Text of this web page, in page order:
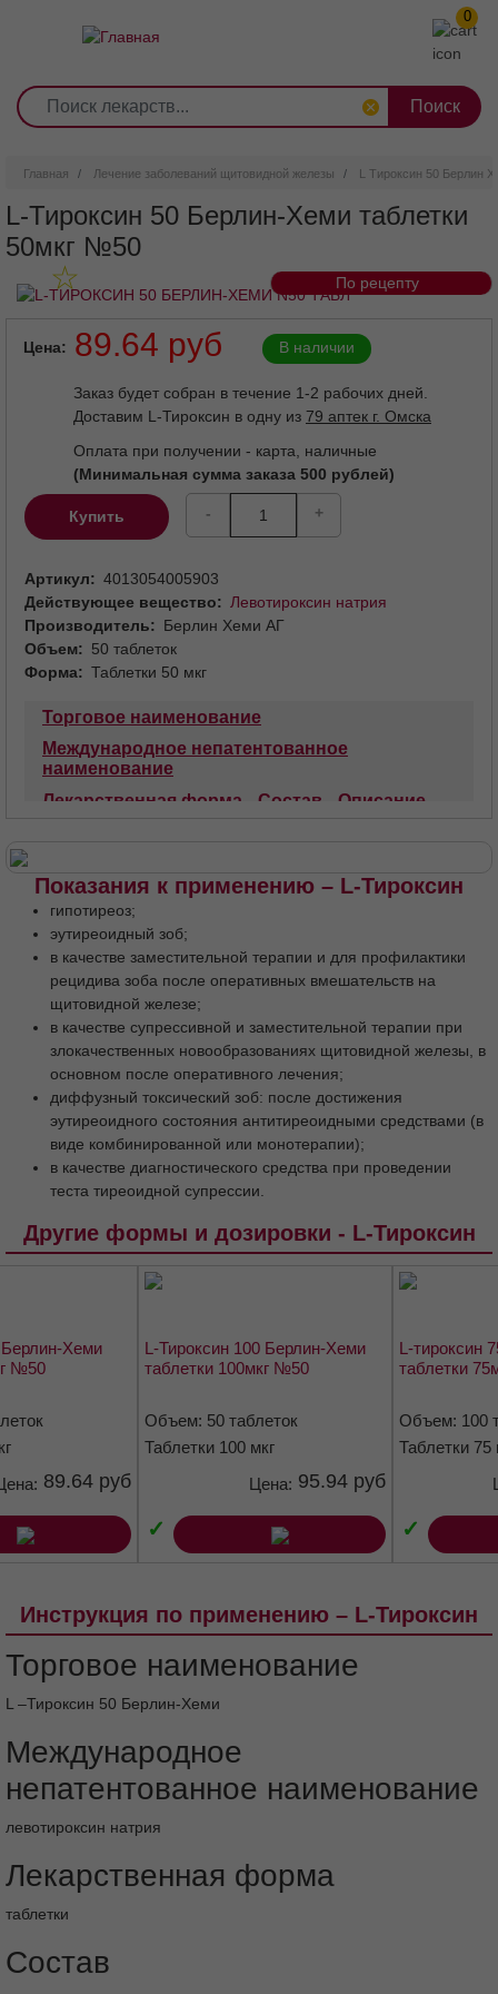
0
Главная Лечение заболеваний щитовидной железы L Тироксин 50 Берлин
L-Тироксин 50 Берлин-Хеми таблетки
50мкг №50
По рецепту
Цена 89.64 руб В наличии
Заказ будет собран в течение 1-2 рабочих дней.
Доставим L-Тироксин в одну из 79 аптек г. Омска
Оплата при получении - карта, наличные
(Минимальная сумма заказа 500 рублей)
Купить - +
Артикул
4013054005903
Действующее вещество
Левотироксин натрия
Производитель
Берлин Хеми АГ
Объем
50 таблеток
Форма
Таблетки 50 мкг
Торговое наименование
Международное непатентованное
наименование
Лекарственная форма
Состав
Описание
Показания к применению
Противопоказания
Применение при беременности и в период
грудного вскармливания
Способ применения и дозы
Побочное действие
Передозировка
Взаимодействие с другими
лекарственными средствами
Особые указания
транспортными средствами и механизмами
Срок годности
Условия отпуска
Показания к применению – L-Тироксин
гипотиреоз;
эутиреоидный зоб;
в качестве заместительной терапии и для профилактики
рецидива зоба после оперативных вмешательств на
щитовидной железе;
в качестве супрессивной и заместительной терапии при
злокачественных новообразованиях щитовидной железы, в
основном после оперативного лечения;
диффузный токсический зоб: после достижения
эутиреоидного состояния антитиреоидными средствами (в
виде комбинированной или монотерапии);
в качестве диагностического средства при проведении
теста тиреоидной супрессии.
Другие формы и дозировки - L-Тироксин
Берлин-Хеми
№50
89.64 руб
L-Тироксин 100 Берлин-Хеми
таблетки 100мкг №50
Объем: 50 таблеток
Таблетки 100 мкг
Цена: 95.94 руб
✓
L-тироксин
таблетки
Объем: 100
Таблетки 75
✓
Инструкция по применению – L-Тироксин
Торговое наименование
L –Тироксин 50 Берлин-Хеми
Международное
непатентованное наименование
левотироксин натрия
Лекарственная форма
таблетки
Состав